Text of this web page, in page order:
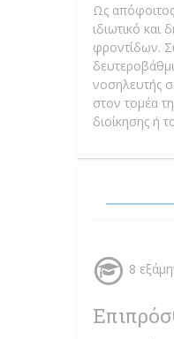
Ως
ιδιωτικό
φροντίδων.
νοσηλευτής
στον τομέα
διοίκησης ή
8